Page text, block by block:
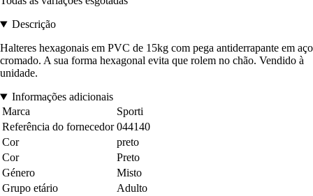
Descrição
Halteres hexagonais em PVC de 15kg com pega antiderrapante em aço
cromado. A sua forma hexagonal evita que rolem no chão. Vendido à
unidade.
Informações adicionais
Marca
Sporti
Referência do fornecedor 044140
Cor
preto
Cor
Preto
Género
Misto
Grupo etário
Adulto